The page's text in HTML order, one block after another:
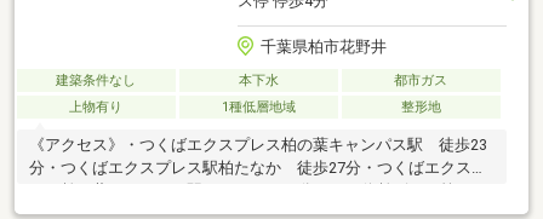
千葉県柏市花野井
建築条件なし 本下水
都市ガス
上物有り
1種低層地域 整形地
《アクセス》・つくばエクスプレス柏の葉キャンパス駅 徒歩23
分・つくばエクスプレス駅柏たなか 徒歩27分・つくばエクスプ
ら徒歩4分の立地です。・常磐緩行線北柏駅までバスで12分、バ